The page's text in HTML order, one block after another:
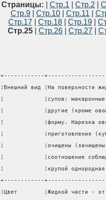
Страницы: Стр.1 Стр.2
Стр.9
Стр.10 Стр.11
Стр.17
Стр.18 Стр.19
Стр.25
Стр.26 Стр.27
+------------
¦Внешний вид ¦На поверхности
¦            ¦супов: макаронные
¦            ¦другие (кроме
¦            ¦форму. Нарезка
¦            ¦приготовления
¦            ¦очищены
¦            ¦соотношение
¦            ¦крупой
+------------
¦Цвет        ¦Жидкой части - от